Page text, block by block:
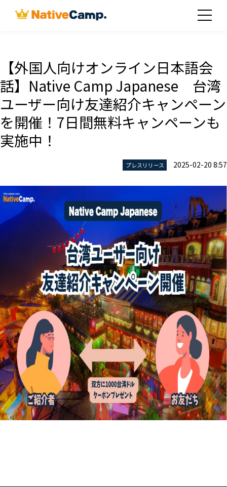
【外国人向けオンライン日本語会
話】Native Camp Japanese 台湾
ユーザー向け友達紹介キャンペーン
を開催！7日間無料キャンペーンも
実施中！
プレスリリース 2025-02-20 8:57